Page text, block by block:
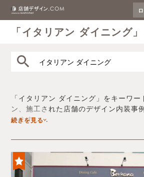
「イタリアン ダイニング」をキーワ
ン、施工された店舗のデザイン内装事
います。
プロのデザイナーが手掛けたデザイン
な写真とともにご確認いただけます。
デザイン内装会社探しや費用感の把握
ダイニング」の店舗イメージを固める
役立てください。
続きを見る